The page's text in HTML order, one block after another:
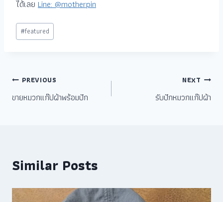
ได้เลย Line: @motherpin
#featured
PREVIOUS
ขายหมวกแก๊ปผ้าพร้อมปัก
NEXT
รับปักหมวกแก๊ปผ้า
Similar Posts